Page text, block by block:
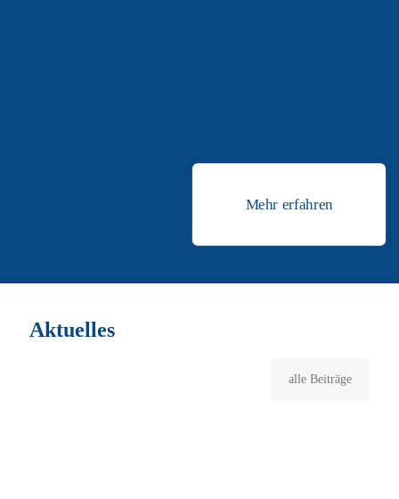
Mehr erfahren
Aktuelles
alle Beiträge